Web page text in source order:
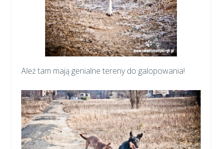
Ależ tam mają genialne tereny do galopowania!